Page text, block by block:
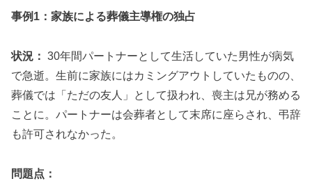
事例1：家族による葬儀主導権の独占
状況： 30年間パートナーとして生活していた男性が病気
で急逝。生前に家族にはカミングアウトしていたものの、
葬儀では「ただの友人」として扱われ、喪主は兄が務める
ことに。パートナーは会葬者として末席に座らされ、弔辞
も許可されなかった。
問題点：